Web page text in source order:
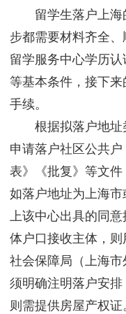
案
客
好
新
闻
资
讯
联
系
我
们
留学生落户上海
步都需要材料齐全
留学服务中心学历
等基本条件，接下
手续。
根据拟落户地址
申请落户社区公共
表》《批复》等文件
如落户地址为上海
上该中心出具的同
体户口接收主体，
社会保障局（上海市
须明确注明落户安排
则需提供房屋产权